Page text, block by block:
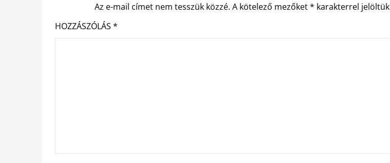
Az e-mail címet nem tesszük közzé. A kötelező mezőket* karakterrel jelöltük
HOZZÁSZÓLÁS *